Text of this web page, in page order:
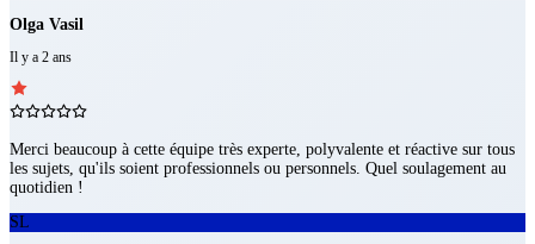
Olga Vasil
Il y a 2 ans
Merci beaucoup à cette équipe très experte, polyvalente et réactive sur tous
les sujets, qu'ils soient professionnels ou personnels. Quel soulagement au
quotidien !
SL